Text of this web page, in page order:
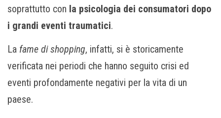
soprattutto con la psicologia dei consumatori dopo
i grandi eventi traumatici.
La fame di shopping, infatti, si è storicamente
verificata nei periodi che hanno seguito crisi ed
eventi profondamente negativi per la vita di un
paese.